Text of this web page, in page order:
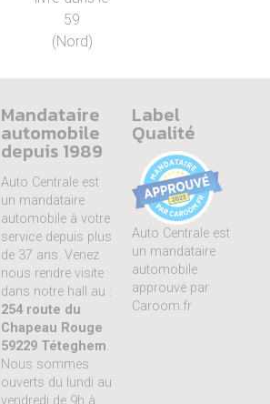
59
(Nord)
Mandataire
automobile
depuis 1989
Auto Centrale est
un mandataire
automobile à votre
service depuis plus
de 37 ans. Venez
nous rendre visite
dans notre hall au :
254 route du
Chapeau Rouge
59229 Téteghem.
Nous sommes
ouverts du lundi au
vendredi de 9h à
Label
Qualité
Auto Centrale est
un mandataire
automobile
approuvé par
Caroom.fr